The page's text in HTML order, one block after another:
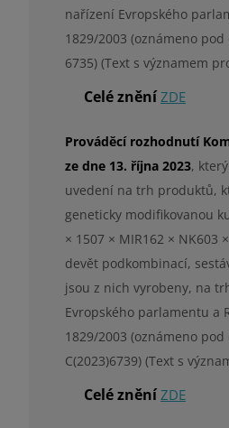
nařízení Evropského
1829/2003 (oznámeno pod
6735) (Text s významem
Celé zněníZDE
Prováděcí rozhodnutí
ze dne 13. října 2023,
uvedení na trh produktů,
geneticky modifikovanou
× 1507 × MIR162 × NK603
devět podkombinací,
jsou z nich vyrobeny, na
Evropského parlamentu a
1829/2003 (oznámeno pod
C(2023)6739) (Text s
Celé zněníZDE